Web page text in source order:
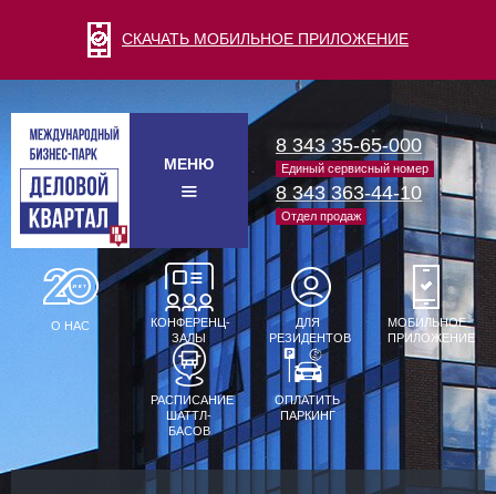
СКАЧАТЬ МОБИЛЬНОЕ ПРИЛОЖЕНИЕ
МЕНЮ
8 343 35-65-000
Единый сервисный номер
8 343 363-44-10
Отдел продаж
О НАС
КОНФЕРЕНЦ-
ЗАЛЫ
ДЛЯ
РЕЗИДЕНТОВ
МОБИЛЬНОЕ
ПРИЛОЖЕНИЕ
РАСПИСАНИЕ
ШАТТЛ-
БАСОВ
ОПЛАТИТЬ
ПАРКИНГ